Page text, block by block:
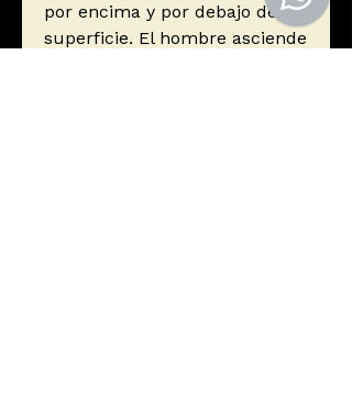
por encima y por debajo de su
superficie. El hombre asciende